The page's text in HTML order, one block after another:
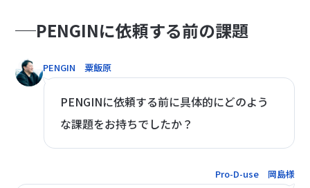
PENGINに依頼する前の課題
PENGIN 粟飯原
PENGINに依頼する前に具体的にどのよう
な課題をお持ちでしたか？
Pro-D-use 岡島様